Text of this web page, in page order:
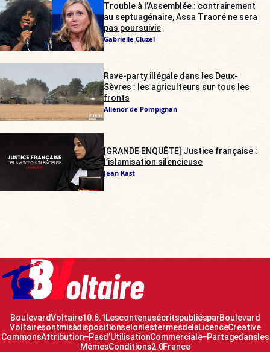
Trouble à l’Assemblée : contrairement
au septuagénaire, Assa Traoré ne sera
pas poursuivie
Gabrielle Cluzel
Rave-party illégale dans les Deux-
Sèvres : les agriculteurs sur tous les
fronts
Alienor de Pompignan
[GRANDE ENQUÊTE] Justice française :
l’islamisation silencieuse
Jean Kast
Boulevard Voltaire 10.6.1 Les contenus écrits publiés par Boulevard
Voltaire sont mis à disposition selon les termes de la Licence Creative
Commons Attribution – Pas d’Utilisation Commerciale – Partage dans les
Mêmes Conditions 2.0 France